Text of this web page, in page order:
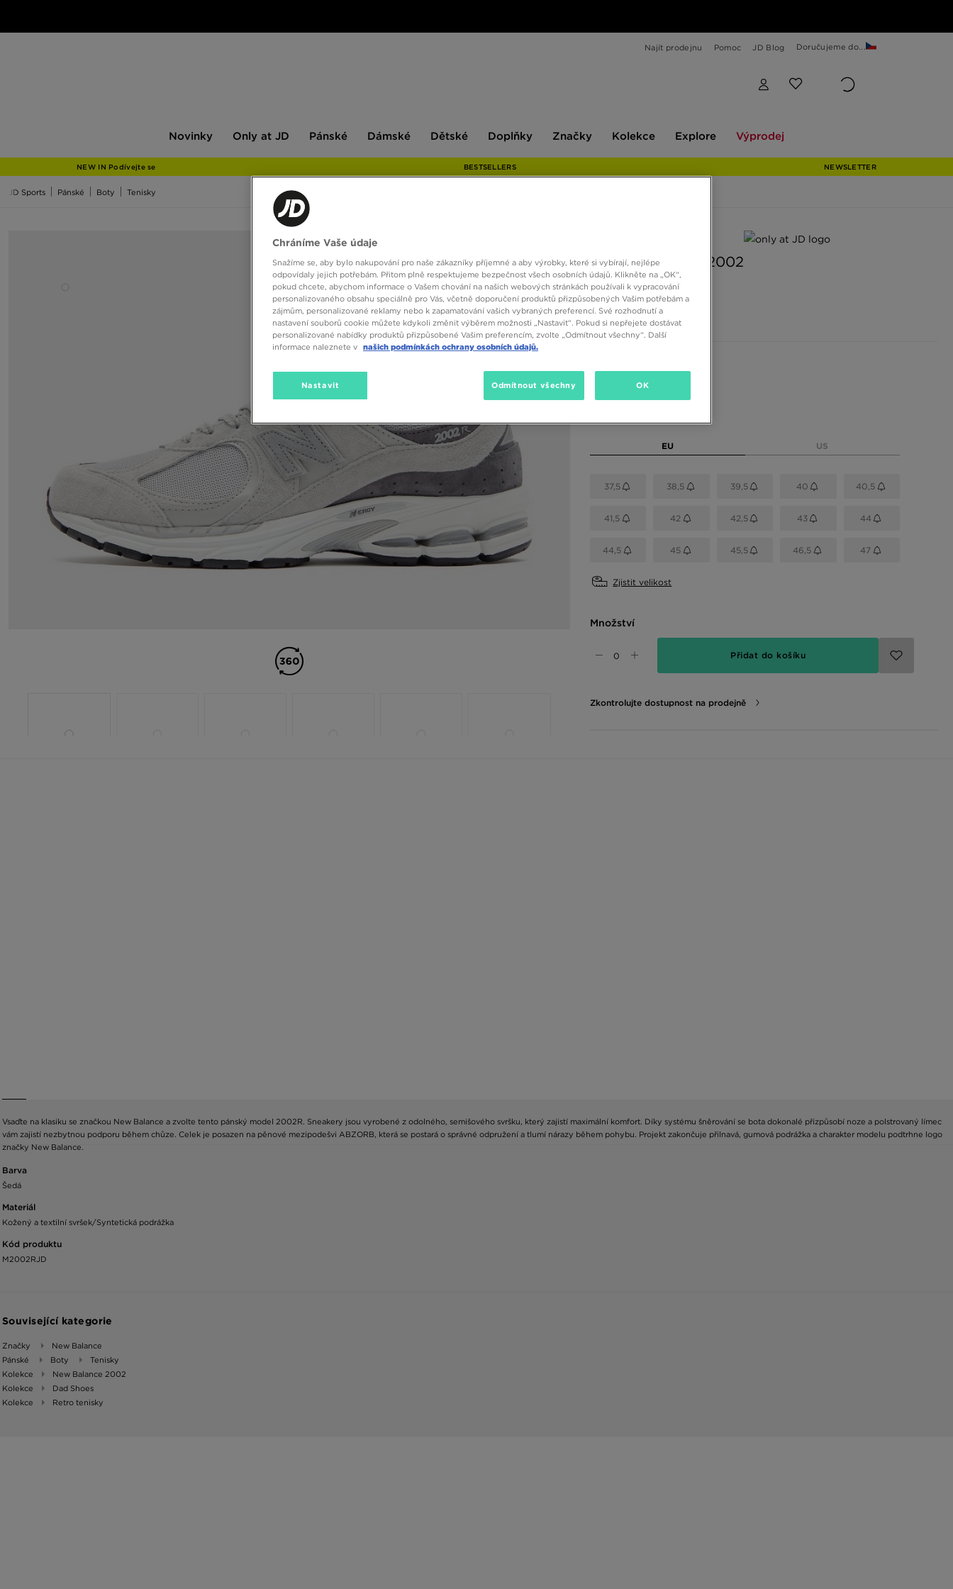
Najít prodejnu Pomoc JD Blog Doručujeme do...
Novinky
JD
Only at JD Pánské Dámské Dětské Doplňky Značky Kolekce Explore Výprodej
NEW IN Podívejte se BESTSELLERS NEWSLETTER
JD Sports Pánské Boty Tenisky
NEW BALANCE 2002
1390 Kč
EU US
37,5 38,5 39,5 40 40,5
41,5 42 42,5 43 44
44,5 45 45,5 46,5 47
Zjistit velikost
Množství
Přidat do košíku
Zkontrolujte dostupnost na prodejně
Vsaďte na klasiku se značkou New Balance a zvolte tento pánský model 2002R. Sneakery jsou vyrobené z odolného, semišového svršku, který zajistí maximální komfort. Díky systému šněrování se bota dokonalé přizpůsobí noze a polstrovaný límec
vám zajistí nezbytnou podporu během chůze. Celek je posazen na pěnové mezipodešvi ABZORB, která se postará o správné odpružení a tlumí nárazy během pohybu. Projekt zakončuje přilnavá, gumová podrážka a charakter modelu podtrhne logo
značky New Balance.
Barva
Šedá
Materiál
Kožený a textilní svršek/Syntetická podrážka
Kód produktu
M2002RJD
Související kategorie
Značky
New Balance
Pánské
Boty
Tenisky
Kolekce
New Balance 2002
Kolekce
Dad Shoes
Kolekce
Retro tenisky
Chráníme Vaše údaje
Snažíme se, aby bylo nakupování pro naše zákazníky příjemné a aby výrobky, které si vybírají, nejlépe
odpovídaly jejich potřebám. Přitom plně respektujeme bezpečnost všech osobních údajů. Klikněte na „OK“,
pokud chcete, abychom informace o Vašem chování na našich webových stránkách používali k vypracování
personalizovaného obsahu speciálně pro Vás, včetně doporučení produktů přizpůsobených Vašim potřebám a
zájmům, personalizované reklamy nebo k zapamatování vašich vybraných preferencí. Své rozhodnutí a
nastavení souborů cookie můžete kdykoli změnit výběrem možnosti „Nastavit“. Pokud si nepřejete dostávat
personalizované nabídky produktů přizpůsobené Vašim preferencím, zvolte „Odmítnout všechny“. Další
informace naleznete v našich podmínkách ochrany osobních údajů.
Nastavit Odmítnout všechny OK